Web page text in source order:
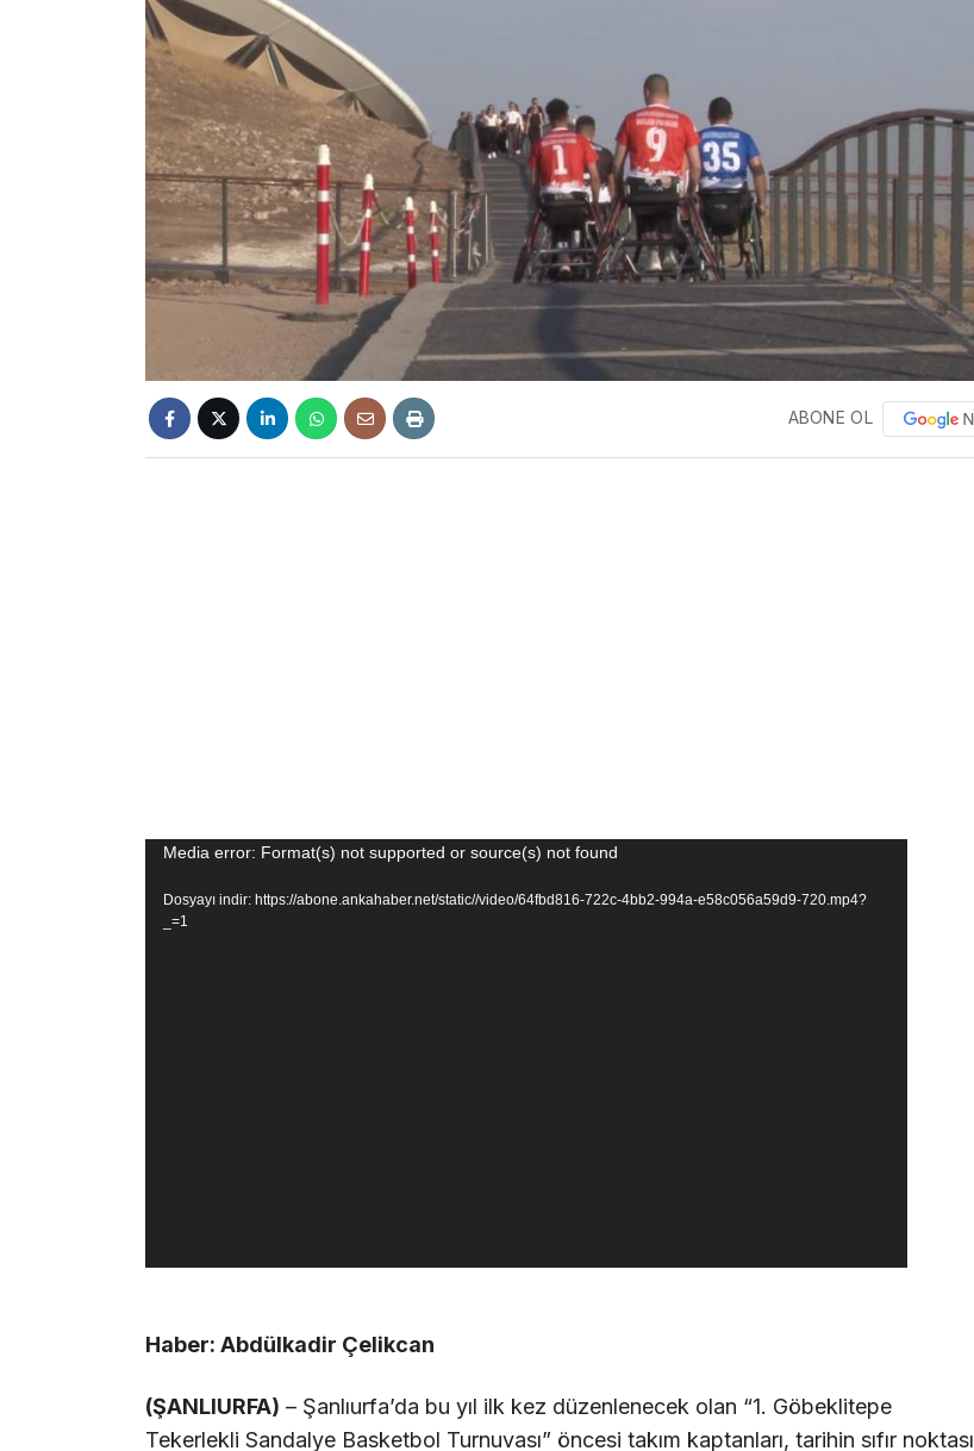
ABONE OL
Video
Media error: Format(s) not supported or source(s) not found
Dosyayı indir: https://abone.ankahaber.net/static//video/64fbd816-722c-4bb2-994a-e58c056a59d9-720.mp4?
_=1
Haber: Abdülkadir Çelikcan
(ŞANLIURFA) – Şanlıurfa’da bu yıl ilk kez düzenlenecek olan “1. Göbeklitepe
Tekerlekli Sandalye Basketbol Turnuvası” öncesi takım kaptanları, tarihin sıfır noktası